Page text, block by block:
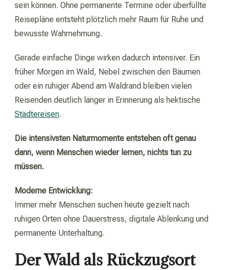
sein können. Ohne permanente Termine oder überfüllte
Reisepläne entsteht plötzlich mehr Raum für Ruhe und
bewusste Wahrnehmung.
Gerade einfache Dinge wirken dadurch intensiver. Ein
früher Morgen im Wald, Nebel zwischen den Bäumen
oder ein ruhiger Abend am Waldrand bleiben vielen
Reisenden deutlich länger in Erinnerung als hektische
Städtereisen.
Die intensivsten Naturmomente entstehen oft genau
dann, wenn Menschen wieder lernen, nichts tun zu
müssen.
Moderne Entwicklung:
Immer mehr Menschen suchen heute gezielt nach
ruhigen Orten ohne Dauerstress, digitale Ablenkung und
permanente Unterhaltung.
Der Wald als Rückzugsort